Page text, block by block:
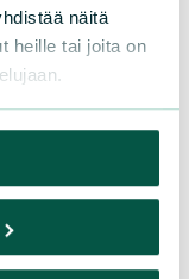
näitä
heille tai joita on
Tampere